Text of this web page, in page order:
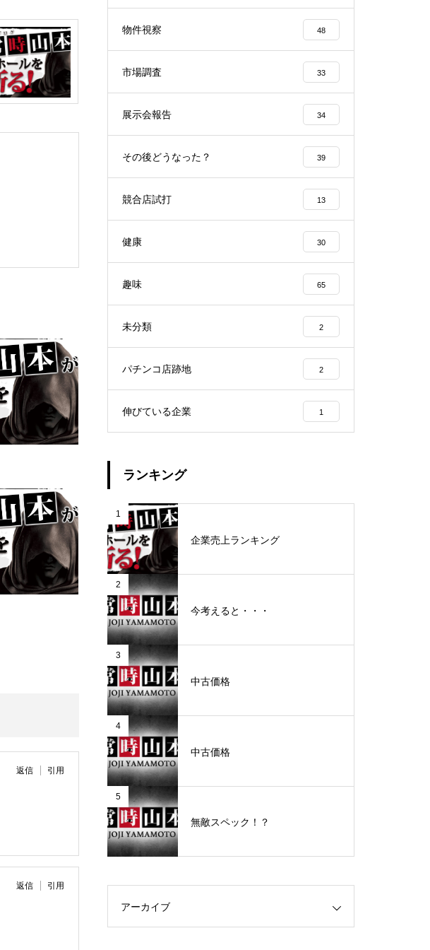
工事中
グランドクローズ
グランドクローズ
返信 引用
返信 引用
物件視察 48
市場調査 33
展示会報告 34
その後どうなった？ 39
競合店試打 13
健康 30
趣味 65
未分類 2
パチンコ店跡地 2
伸びている企業 1
ランキング
1
企業売上ランキング
2
今考えると・・・
3
中古価格
4
中古価格
5
無敵スペック！？
アーカイブ